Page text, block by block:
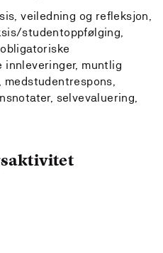
veiledning og refleksjon,
studentoppfølging,
muntlig
selvevaluering,